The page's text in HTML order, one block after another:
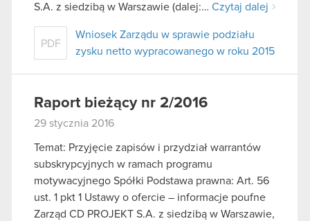
S.A. z siedzibą w Warszawie (dalej:… Czytaj dalej
PDF
Wniosek Zarządu w sprawie podziału
zysku netto wypracowanego w roku 2015
Raport bieżący nr 2/2016
29 stycznia 2016
Temat: Przyjęcie zapisów i przydział warrantów
subskrypcyjnych w ramach programu
motywacyjnego Spółki Podstawa prawna: Art. 56
ust. 1 pkt 1 Ustawy o ofercie – informacje poufne
Zarząd CD PROJEKT S.A. z siedzibą w Warszawie,